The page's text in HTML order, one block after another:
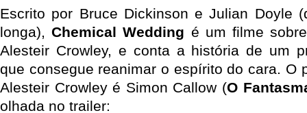
Escrito por Bruce Dickinson e Julian Doyle
longa),Chemical Wedding é um filme
Alesteir Crowley, e conta a história de um
que consegue reanimar o espírito do cara. O
Alesteir Crowley é Simon Callow (O
olhada no trailer: